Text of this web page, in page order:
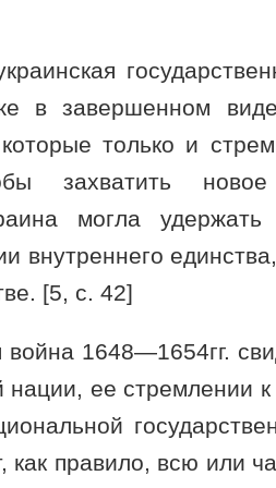
в завершенном
только и
захватить
могла удержать
внутреннего
[5, с. 42]
война 1648—1654гг.
нации, ее стремлении
как правило, всю или